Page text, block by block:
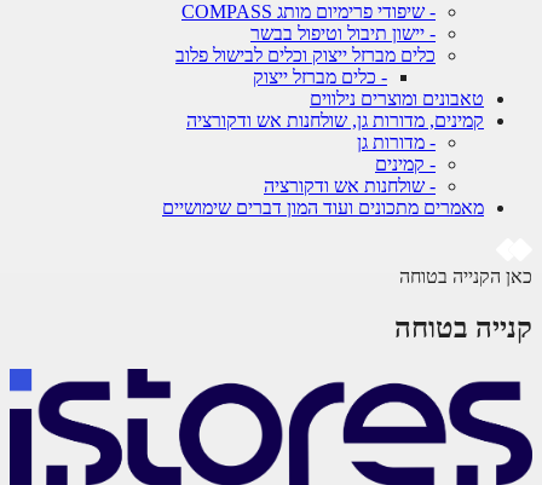
- שיפודי פרימיום מותג COMPASS
- יישון תיבול וטיפול בבשר
כלים מברזל ייצוק וכלים לבישול פלוב
- כלים מברזל ייצוק
טאבונים ומוצרים נילווים
קמינים, מדורות גן, שולחנות אש ודקורציה
- מדורות גן
- קמינים
- שולחנות אש ודקורציה
מאמרים מתכונים ועוד המון דברים שימושיים
הקנייה בטוחה
בטוחה